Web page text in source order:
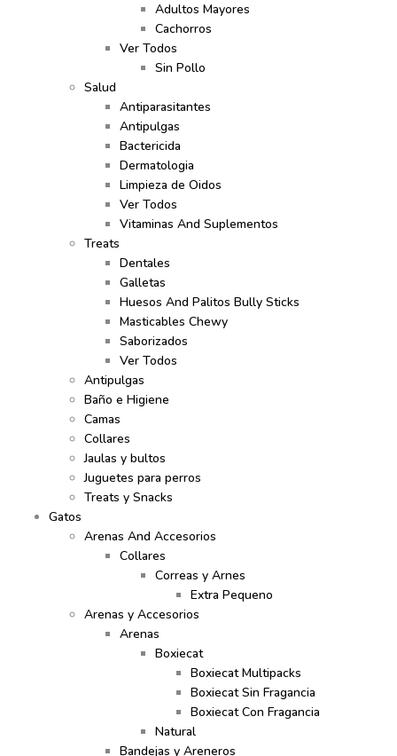
Adultos Mayores
Cachorros
Ver Todos
Sin Pollo
Salud
Antiparasitantes
Antipulgas
Bactericida
Dermatologia
Limpieza de Oidos
Ver Todos
Vitaminas And Suplementos
Treats
Dentales
Galletas
Huesos And Palitos Bully Sticks
Masticables Chewy
Saborizados
Ver Todos
Antipulgas
Baño e Higiene
Camas
Collares
Jaulas y bultos
Juguetes para perros
Treats y Snacks
Gatos
Arenas And Accesorios
Collares
Correas y Arnes
Extra Pequeno
Arenas y Accesorios
Arenas
Boxiecat
Boxiecat Multipacks
Boxiecat Sin Fragancia
Boxiecat Con Fragancia
Natural
Bandejas y Areneros